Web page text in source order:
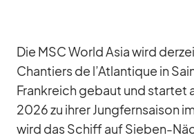
Die MSC World Asia wird
Chan­tiers de l’Atlantique in
Frank­reich ge­baut und star­tet
2026 zu ih­rer Jung­fern­sai­son
wird das Schiff auf Sie­ben-